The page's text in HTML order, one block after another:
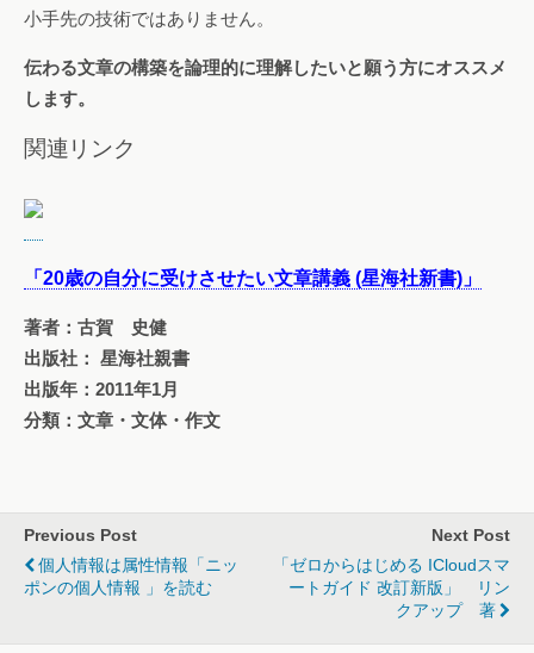
小手先の技術ではありません。
伝わる文章の構築を論理的に理解したいと願う方にオススメ
します。
関連リンク
「20歳の自分に受けさせたい文章講義 (星海社新書)」
著者：古賀 史健
出版社： 星海社親書
出版年：2011年1月
分類：文章・文体・作文
Previous Post
個人情報は属性情報「ニッ
ポンの個人情報 」を読む
Next Post
「ゼロからはじめる ICloudスマ
ートガイド 改訂新版」 リン
クアップ 著